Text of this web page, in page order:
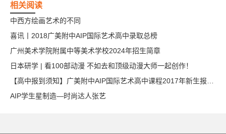
相关阅读
中西方绘画艺术的不同
喜讯丨2018广美附中AIP国际艺术高中录取总榜
广州美术学院附属中等美术学校2024年招生简章
日本研学 | 看100部动漫 不如去和顶级动漫大师一起创作！
AIP学生星制造—时尚达人张艺